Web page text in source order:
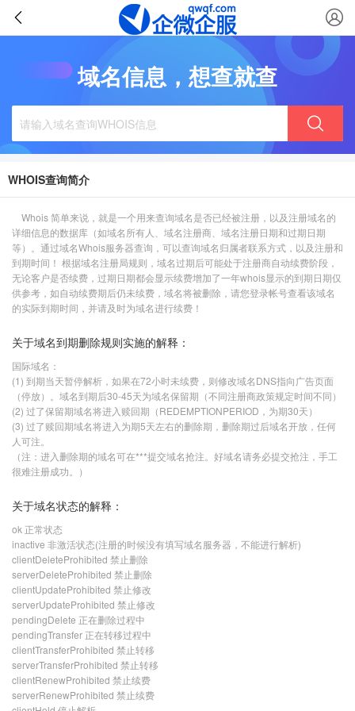
域名信息，想查就查
WHOIS查询简介
Whois 简单来说，就是一个用来查询域名是否已经被注册，以及注册域名的
详细信息的数据库（如域名所有人、域名注册商、域名注册日期和过期日期
等）。通过域名Whois服务器查询，可以查询域名归属者联系方式，以及注册和
到期时间！ 根据域名注册局规则，域名过期后可能处于注册商自动续费阶段，
无论客户是否续费，过期日期都会显示续费增加了一年whois显示的到期日期仅
供参考，如自动续费期后仍未续费，域名将被删除，请您登录帐号查看该域名
的实际到期时间，并请及时为域名进行续费！
关于域名到期删除规则实施的解释：
国际域名：
(1) 到期当天暂停解析，如果在72小时未续费，则修改域名DNS指向广告页面
（停放）。域名到期后30-45天为域名保留期（不同注册商政策规定时间不同）
(2) 过了保留期域名将进入赎回期（REDEMPTIONPERIOD，为期30天）
(3) 过了赎回期域名将进入为期5天左右的删除期，删除期过后域名开放，任何
人可注。
（注：进入删除期的域名可在***提交域名抢注。好域名请务必提交抢注，手工
很难注册成功。）
关于域名状态的解释：
ok 正常状态
inactive 非激活状态(注册的时候没有填写域名服务器，不能进行解析)
clientDeleteProhibited 禁止删除
serverDeleteProhibited 禁止删除
clientUpdateProhibited 禁止修改
serverUpdateProhibited 禁止修改
pendingDelete 正在删除过程中
pendingTransfer 正在转移过程中
clientTransferProhibited 禁止转移
serverTransferProhibited 禁止转移
clientRenewProhibited 禁止续费
serverRenewProhibited 禁止续费